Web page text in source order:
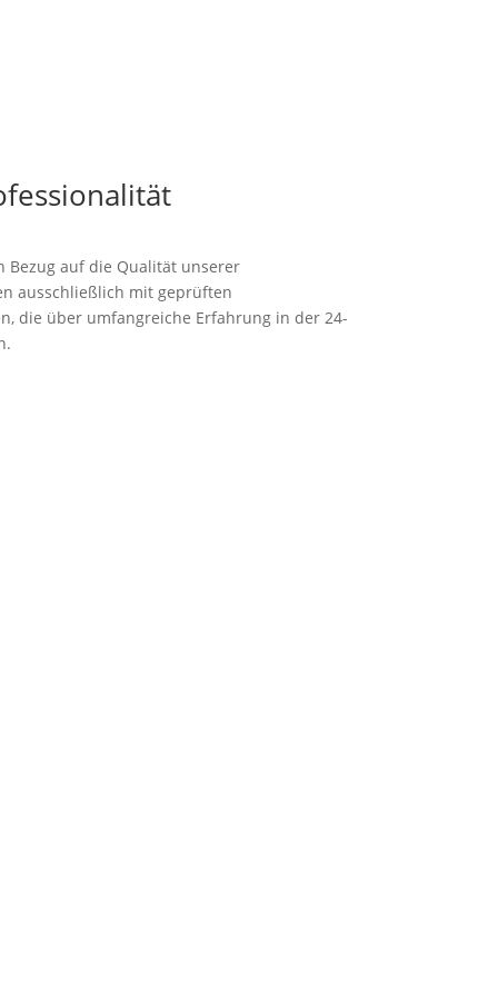
Bezug auf die Qualität unserer
ausschließlich mit geprüften
die über umfangreiche Erfahrung in der 24-